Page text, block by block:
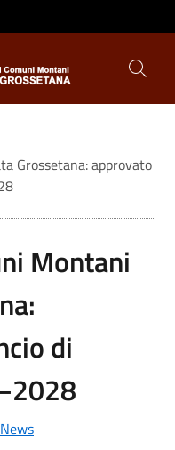
Grossetana: approvato
Montani
di
News